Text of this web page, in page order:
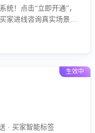
！点击“立即开通”，
家进线咨询真实场景训
生效中
· 买家智能标签